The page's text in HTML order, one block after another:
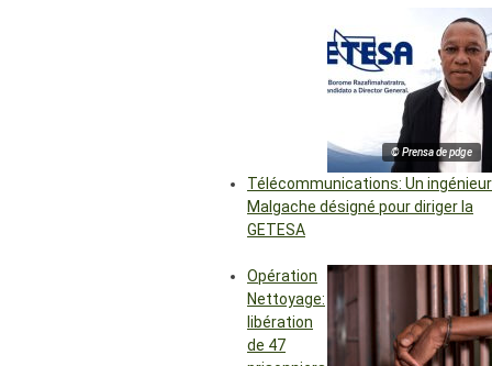
© Prensa de pdge
Télécommunications: Un ingénieur
Malgache désigné pour diriger la
GETESA
Opération
Nettoyage:
libération
de 47